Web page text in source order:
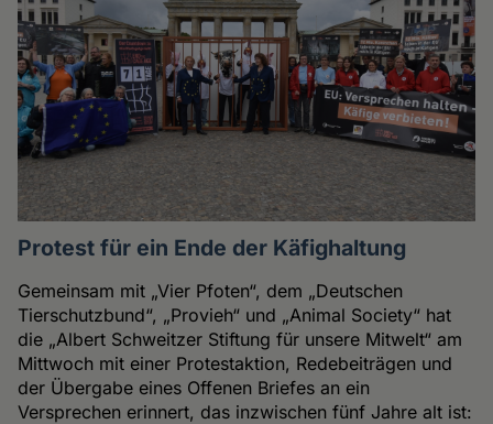
Protest für ein Ende der Käfighaltung
Gemeinsam mit „Vier Pfoten“, dem „Deutschen
Tierschutzbund“, „Provieh“ und „Animal Society“ hat
die „Albert Schweitzer Stiftung für unsere Mitwelt“ am
Mittwoch mit einer Protestaktion, Redebeiträgen und
der Übergabe eines Offenen Briefes an ein
Versprechen erinnert, das inzwischen fünf Jahre alt ist: